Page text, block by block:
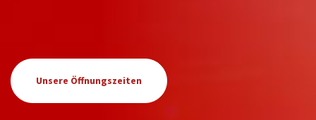
Unsere Öffnungszeiten